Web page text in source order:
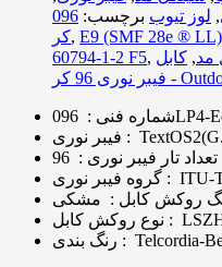
, لوز تیوب برچسب:
کر, E9 (SMF 28e ®
60794-1-2 F5, مد, کابل
شماره فنی :
فیبر نوری :
تعداد تار فیبر نوری :
96
گروه فیبر نوری : ITU-
روکش کابل : مشکی
نوع روکش کابل :
رنگ بندی : Telcordia-